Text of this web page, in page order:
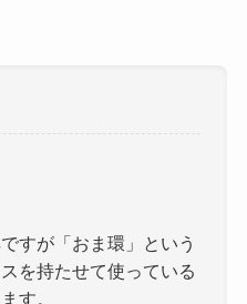
すが「おま環」という
を持たせて使っている
す。